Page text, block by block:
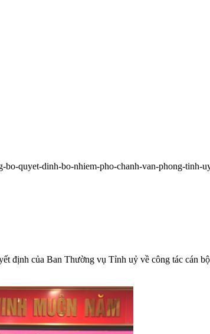
bo-quyet-dinh-bo-nhiem-pho-chanh-van-phong-tinh-
của Ban Thường vụ Tỉnh uỷ về công tác cán